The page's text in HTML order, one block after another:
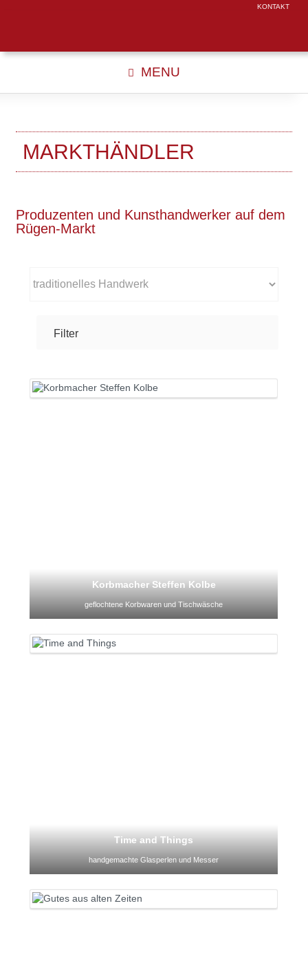
KONTAKT
MENU
MARKTHÄNDLER
Produzenten und Kunsthandwerker auf dem
Rügen-Markt
Filter
Korbmacher Steffen Kolbe
geflochtene Korbwaren und Tischwäsche
Time and Things
handgemachte Glasperlen und Messer